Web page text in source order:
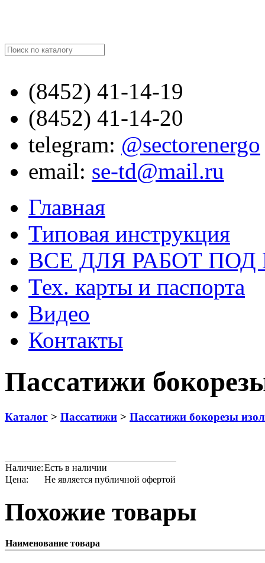
(8452) 41-14-19
(8452) 41-14-20
telegram: @sectorenergo
email: se-td@mail.ru
Главная
Типовая инструкция
ВСЕ ДЛЯ РАБОТ
Тех. карты и паспорта
Видео
Контакты
Пассатижи
Каталог > Пассатижи > Пассатижи бокорезы
Наличие:Есть в наличии
Цена:
Не является публичной офертой
Похожие товары
Наименование товара